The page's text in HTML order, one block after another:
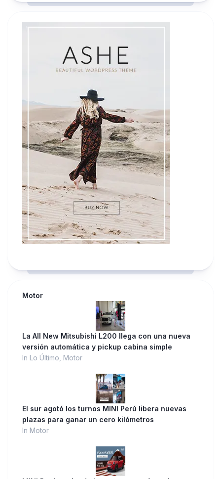
Motor
La All New Mitsubishi L200 llega con una nueva
versión automática y pickup cabina simple
In Lo Último, Motor
El sur agotó los turnos MINI Perú libera nuevas
plazas para ganar un cero kilómetros
In Motor